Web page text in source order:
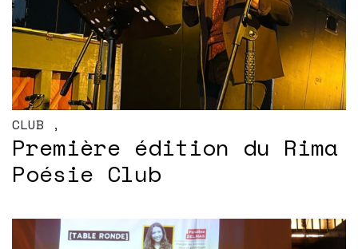
CLUB ,
Première édition du Rima
Poésie Club